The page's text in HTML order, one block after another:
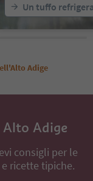
Un tuffo
Adige
Alto Adige
consigli per le
ricette tipiche.